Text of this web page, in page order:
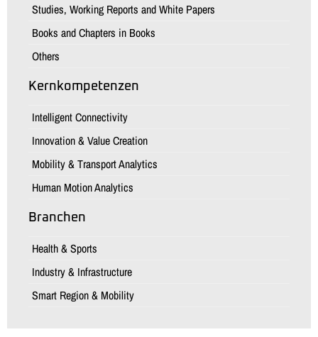
Studies, Working Reports and White Papers
Books and Chapters in Books
Others
Kernkompetenzen
Intelligent Connectivity
Innovation & Value Creation
Mobility & Transport Analytics
Human Motion Analytics
Branchen
Health & Sports
Industry & Infrastructure
Smart Region & Mobility